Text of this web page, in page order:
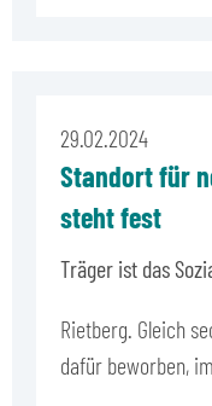
29.02.2024
Standort für
steht fest
Träger ist das
Rietberg. Gleich
dafür beworben,